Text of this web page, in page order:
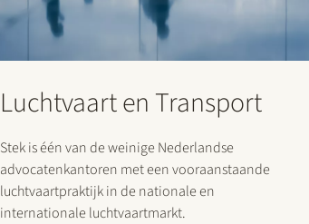
Luchtvaart en Transport
Stek is één van de weinige Nederlandse
advocatenkantoren met een vooraanstaande
luchtvaartpraktijk in de nationale en
internationale luchtvaartmarkt.